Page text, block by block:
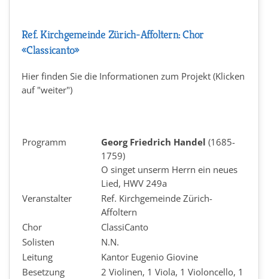
Ref. Kirchgemeinde Zürich-Affoltern: Chor
«Classicanto»
Hier finden Sie die Informationen zum Projekt (Klicken
auf "weiter")
Programm Georg Friedrich Handel (1685-
1759)
O singet unserm Herrn ein neues
Lied, HWV 249a
Veranstalter
Ref. Kirchgemeinde Zürich-
Affoltern
Chor
ClassiCanto
Solisten
N.N.
Leitung
Kantor Eugenio Giovine
Besetzung
2 Violinen, 1 Viola, 1 Violoncello, 1